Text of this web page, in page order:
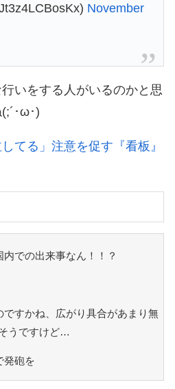
November
いをする人がいるのかと思
･ω･)
してる」注意を促す『看板』
での出来事なん！！？
すかね、広がり具合があまり無
うですけど…
発砲を